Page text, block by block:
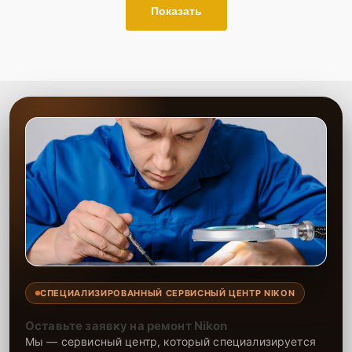
для быстрого уточнения деталей.
Привезти устройство в ближайший центр или
Дождаться оповещения о готовности и забрать
курьерской доставкой.
При необходимости клиент может воспользоваться услугой
вызова мастера для проведения диагностики и ремонта в
желаемом месте и удобное время.
Какие предоставляются
гарантии
распространяется на все виды ремонта, а также на все
используемые запчасти. Гарантия включает в себя срочную
При гарантийном случае наш сервис установит новые запчасти и
обновит программное обеспечение совершенно бесплатно. Более
Показать
СПЕЦИАЛИЗИРОВАННЫЙ СЕРВИСНЫЙ ЦЕНТР NIKON
Оставьте заявку на ремонт Nikon
Мы — сервисный центр, который специализируется